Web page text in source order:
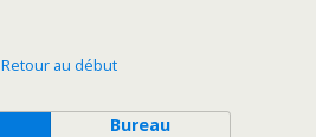
Retour au début
Bureau